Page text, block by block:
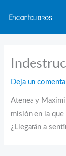
contenido
Deja un
Atenea y
misión en la
¿Llegarán a